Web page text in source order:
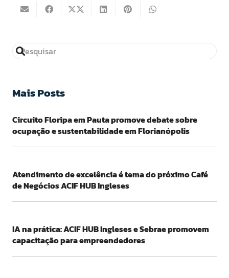
Mais Posts
Circuito Floripa em Pauta promove debate sobre
ocupação e sustentabilidade em Florianópolis
Atendimento de excelência é tema do próximo Café
de Negócios ACIF HUB Ingleses
IA na prática: ACIF HUB Ingleses e Sebrae promovem
capacitação para empreendedores